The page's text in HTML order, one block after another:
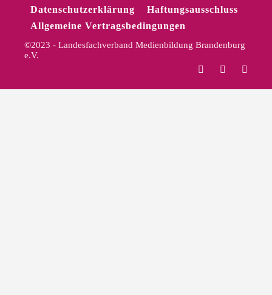
Datenschutzerklärung
Haftungsausschluss
Allgemeine Vertragsbedingungen
©2023 - Landesfachverband Medienbildung Brandenburg
e.V.